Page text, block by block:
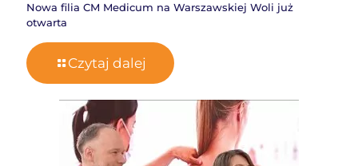
Nowa filia CM Medicum na Warszawskiej Woli już
otwarta
Czytaj dalej